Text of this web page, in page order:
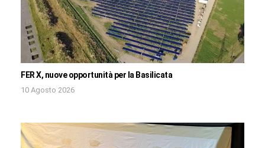
FER X, nuove opportunità per la Basilicata
10 Agosto 2026